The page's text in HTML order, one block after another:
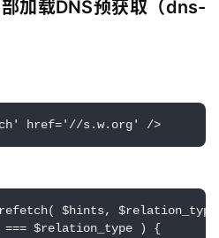
加载DNS预获取（dns-
href='//s.w.org' />
$hints,
$relation_type ) {